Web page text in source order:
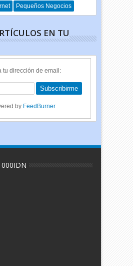
Pequeños Negocios
EN TU
tu dirección de email:
by FeedBurner